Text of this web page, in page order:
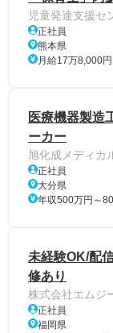
児童発達支援セ
正社員
熊本県
月給17万8,000円
医療機器製造
ーカー
旭化成メディカ
正社員
大分県
年収500万円～
未経験OK/配
修あり
株式会社エムジ
正社員
福岡県